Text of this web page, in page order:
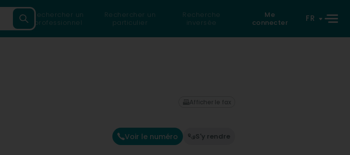
Rechercher un
professionnel
Rechercher un
particulier
Recherche
inversée
Me
connecter
FR
Voir le numéro S'y rendre
Afficher le fax